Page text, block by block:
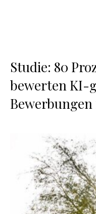
Studie: 80
bewerten KI-